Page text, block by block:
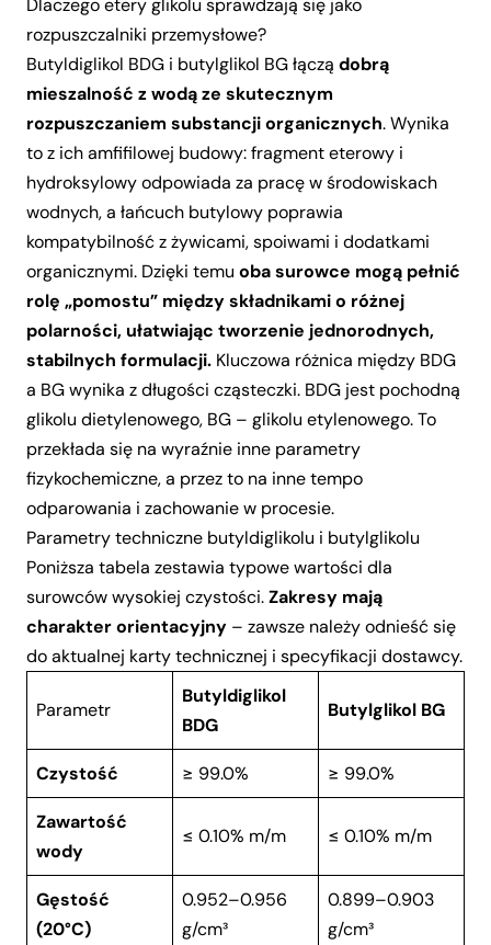
Dlaczego etery glikolu sprawdzają się jako
rozpuszczalniki przemysłowe?
Butyldiglikol BDG i butylglikol BGłączą dobrą
mieszalność z wodą ze skutecznym
rozpuszczaniem substancji organicznych. Wynika
to z ich amfifilowej budowy: fragment eterowy i
hydroksylowy odpowiada za pracę w środowiskach
wodnych, a łańcuch butylowy poprawia
kompatybilność z żywicami, spoiwami i dodatkami
organicznymi. Dzięki temu oba surowce mogą pełnić
rolę „pomostu” między składnikami o różnej
polarności, ułatwiając tworzenie jednorodnych,
stabilnych formulacji. Kluczowa różnica między BDG
a BG wynika z długości cząsteczki. BDG jest pochodną
glikolu dietylenowego, BG – glikolu etylenowego. To
przekłada się na wyraźnie inne parametry
fizykochemiczne, a przez to na inne tempo
odparowania i zachowanie w procesie.
Parametry techniczne butyldiglikolu i butylglikolu
Poniższa tabela zestawia typowe wartości dla
surowców wysokiej czystości.Zakresy mają
charakter orientacyjny – zawsze należy odnieść się
do aktualnej karty technicznej i specyfikacji dostawcy.
Parametr
Butyldiglikol
BDG
Butylglikol BG
Czystość ≥ 99.0% ≥ 99.0%
Zawartość
wody
≤ 0.10% m/m ≤ 0.10% m/m
Gęstość
(20°C)
0.952–0.956
g/cm³
0.899–0.903
g/cm³